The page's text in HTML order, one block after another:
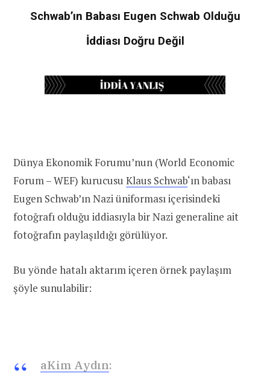
Schwab’ın Babası Eugen Schwab Olduğu
İddiası Doğru Değil
Dünya Ekonomik Forumu’nun (World Economic
Forum – WEF) kurucusu Klaus Schwab‘ın babası
Eugen Schwab’ın Nazi üniforması içerisindeki
fotoğrafı olduğu iddiasıyla bir Nazi generaline ait
fotoğrafın paylaşıldığı görülüyor.
Bu yönde hatalı aktarım içeren örnek paylaşım
şöyle sunulabilir:
aKim Aydın: